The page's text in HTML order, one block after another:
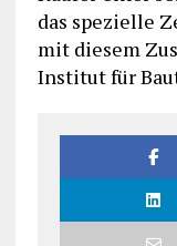
das spezielle
mit diesem
Institut für